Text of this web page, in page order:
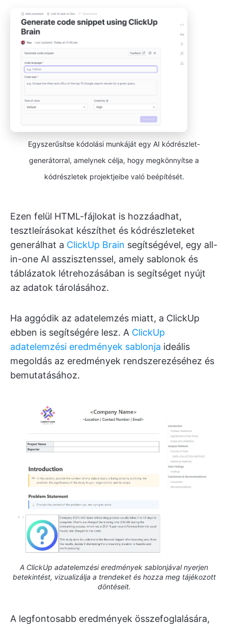
Egyszerűsítse kódolási munkáját egy AI kódrészlet-
generátorral, amelynek célja, hogy megkönnyítse a
kódrészletek projektjeibe való beépítését.
Ezen felül HTML-fájlokat is hozzáadhat,
tesztleírásokat készíthet és kódrészleteket
generálhat a ClickUp Brain segítségével, egy all-
in-one AI asszisztenssel, amely sablonok és
táblázatok létrehozásában is segítséget nyújt
az adatok tárolásához.
Ha aggódik az adatelemzés miatt, a ClickUp
ebben is segítségére lesz. A ClickUp
adatelemzési eredmények sablonja ideális
megoldás az eredmények rendszerezéséhez és
bemutatásához.
A ClickUp adatelemzési eredmények sablonjával nyerjen
betekintést, vizualizálja a trendeket és hozza meg tájékozott
döntéseit.
A legfontosabb eredmények összefoglalására,